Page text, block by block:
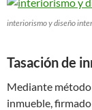
interiorismo y diseño
Tasación de
Mediante método
inmueble,